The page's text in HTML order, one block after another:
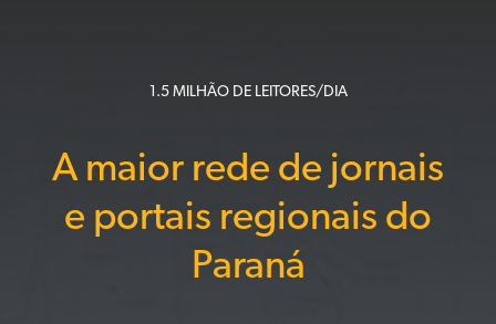
1.5 MILHÃO DE LEITORES/DIA
A maior rede de jornais
e portais regionais do
Paraná